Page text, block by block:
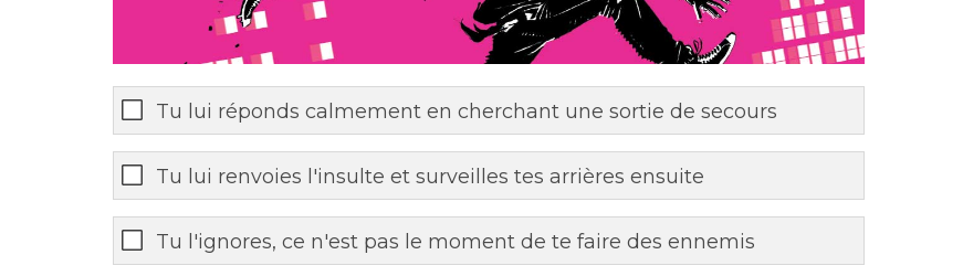
Tu lui réponds calmement en cherchant une sortie de secours
Tu lui renvoies l'insulte et surveilles tes arrières ensuite
Tu l'ignores, ce n'est pas le moment de te faire des ennemis